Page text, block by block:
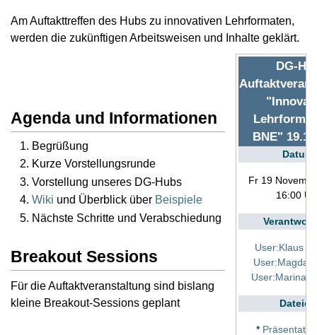
Wechseln zu:Navigation,Suche
Am Auftakttreffen des Hubs zu innovativen Lehrformaten,
werden die zukünftigen Arbeitsweisen und Inhalte geklärt.
DG-
BNE"
Datum
Fr 19
16:00
User:Klaus
User:Marina
Dateien
*
Agenda und Informationen
Begrüßung
Kurze Vorstellungsrunde
Vorstellung unseres DG-Hubs
Wiki und Überblick über Beispiele
Nächste Schritte und Verabschiedung
Breakout Sessions
Für die Auftaktveranstaltung sind bislang
kleine Breakout-Sessions geplant